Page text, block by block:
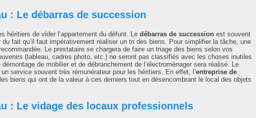
: Le débarras de succession
héritiers de vider l’appartement du défunt. Le débarras de succession est souvent
fait qu’il faut impérativement réaliser un tri des biens. Pour simplifier la tâche, une
Le prestataire se chargera de faire un triage des biens selon vos
(tableau, cadres photo, etc.) ne seront pas classifiés avec les choses inutiles
de mobilier et de débranchement de l’électroménager sera réalisé. Le
service souvent très rémunérateur pour les héritiers. En effet, l’entreprise de
biens qui ont de la valeur à ces derniers tout en désencombrant le local des objets
: Le vidage des locaux professionnels